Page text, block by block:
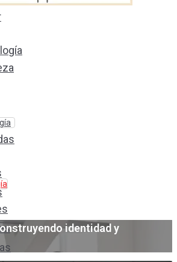
identidad y